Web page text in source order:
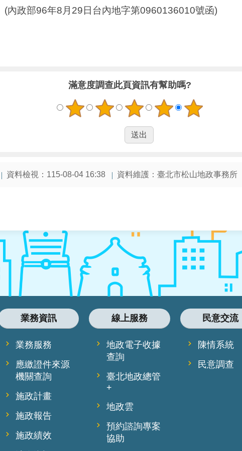
內政部96年8月29日台內地字第0960136010號函)
滿意度調查此頁資訊有幫助嗎?
資料檢視：115-08-04 16:38 資料維護：臺北市松山地政事務所
業務資訊
業務服務
應繳證件來源
機關查詢
施政計畫
施政報告
施政績效
線上服務
地政電子收據
查詢
臺北地政總管
+
地政雲
預約諮詢專案
協助
民意交流
陳情系統
民意調查